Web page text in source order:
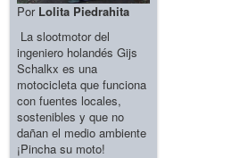
Por Lolita Piedrahita
La slootmotor del
ingeniero holandés Gijs
Schalkx es una
motocicleta que funciona
con fuentes locales,
sostenibles y que no
dañan el medio ambiente
¡Pincha su moto!